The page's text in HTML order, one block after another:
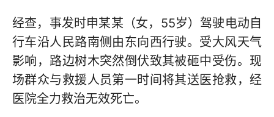
经查，事发时申某某（女，55岁）驾驶电动自
行车沿人民路南侧由东向西行驶。受大风天气
影响，路边树木突然倒伏致其被砸中受伤。现
场群众与救援人员第一时间将其送医抢救，经
医院全力救治无效死亡。